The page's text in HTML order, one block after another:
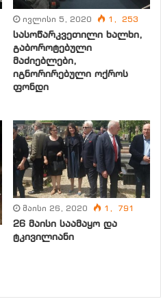
ექსპერტთა მიერ
საფუძველზე ;
ბიუჯეტიდან და
გასაცემი
შეიძლება იყოს
20-ჯერ მეტი;
უპირობო
ივლისი 5, 2020 1, 253
სასოწარკვეთილი ხალხი,
გაბოროტებული
მაძიებლები,
იგნორირებული ოქროს
ფონდი
მაისი 26, 2020 1, 791
26 მაისი საამაყო და
ტკივილიანი